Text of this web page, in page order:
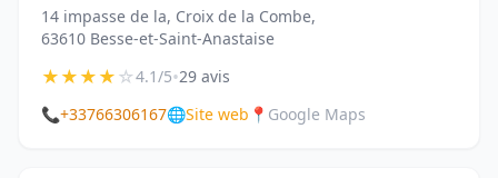
14 impasse de la, Croix de la Combe,
63610 Besse-et-Saint-Anastaise
★★★★☆4.1/5•29 avis
📞+33766306167🌐Site web 📍 Google Maps